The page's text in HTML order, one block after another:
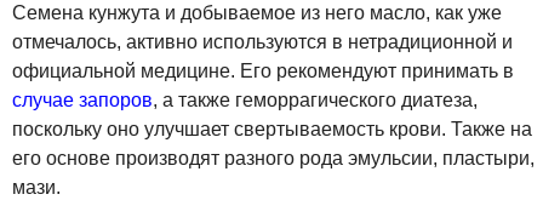
Семена кунжута и добываемое из него масло, как уже
отмечалось, активно используются в нетрадиционной и
официальной медицине. Его рекомендуют принимать в
случае запоров, а также геморрагического диатеза,
поскольку оно улучшает свертываемость крови. Также на
его основе производят разного рода эмульсии, пластыри,
мази.